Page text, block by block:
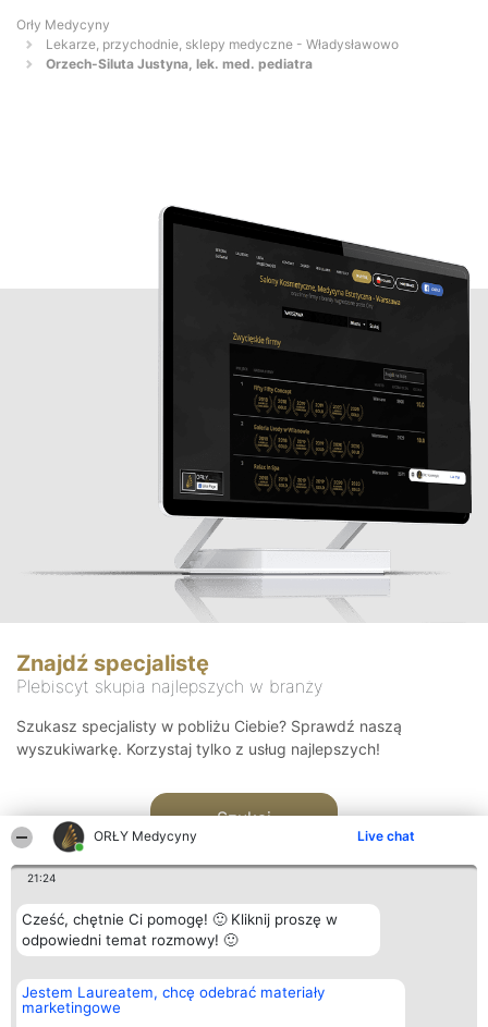
ORŁY Medycyny Live chat
21:24
Cześć, chętnie Ci pomogę! 🙂 Kliknij proszę w
odpowiedni temat rozmowy! 🙂
Jestem Laureatem, chcę odebrać materiały
marketingowe
Orły Medycyny
Lekarze, przychodnie, sklepy medyczne - Władysławowo
Orzech-Siluta Justyna, lek. med. pediatra
Znajdź specjalistę
Plebiscyt skupia najlepszych w branży
Szukasz specjalisty w pobliżu Ciebie? Sprawdź naszą
wyszukiwarkę. Korzystaj tylko z usług najlepszych!
Szukaj
Organizator plebiscytu
Bright Side Solutions sp. z o.
o. sp. k.
Plebiscyt
Laureaci
Kontakt
Kontakt